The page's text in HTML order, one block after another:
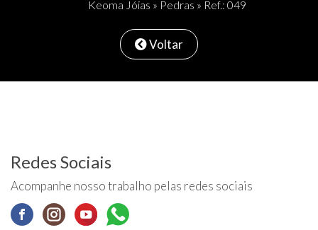
Keoma Jóias » Pedras » Ref.: 049
Voltar
Redes Sociais
Acompanhe nosso trabalho pelas redes sociais